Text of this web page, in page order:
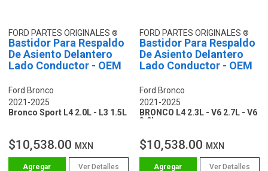
FORD PARTES ORIGINALES
Bastidor Para Respaldo
De Asiento Delantero
Lado Conductor - OEM
Ford Bronco
2021-2025
Bronco Sport L4 2.0L - L3 1.5L
$10,538.00 MXN
Ver Detalles
FORD PARTES ORIGINALES
Bastidor Para Respaldo
De Asiento Delantero
Lado Conductor - OEM
Ford Bronco
2021-2025
BRONCO L4 2.3L - V6 2.7L - V6
3.0L
$10,538.00 MXN
Ver Detalles